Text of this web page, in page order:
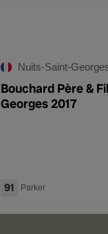
Nuits-Saint-
Bouchard Père &
Georges 2017
91 Parker